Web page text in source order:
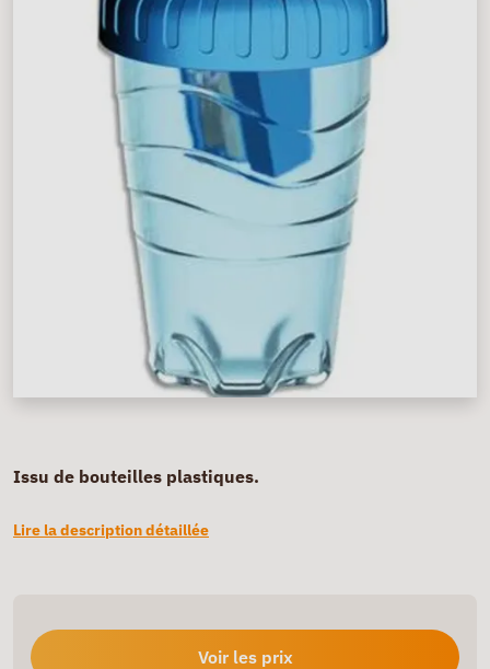
Issu de bouteilles plastiques.
Lire la description détaillée
Voir les prix